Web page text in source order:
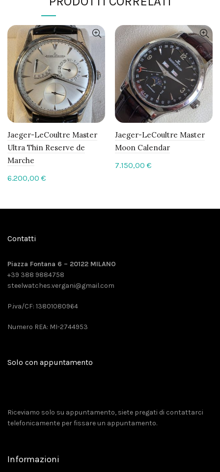
Jaeger-LeCoultre Master
Ultra Thin Reserve de
Marche
6.200,00 €
Jaeger-LeCoultre Master
Moon Calendar
7.150,00 €
Contatti
Piazza Fontana 6 – 20122 MILANO
+39 388 9884758
steelwatches.vergani@gmail.com
P.iva/CF: 13801080964
Numero REA: MI-2744953
Solo con appuntamento
Riceviamo solo su appuntamento, siete pregati di contattarci
telefonicamente per fissare un appuntamento.
Informazioni